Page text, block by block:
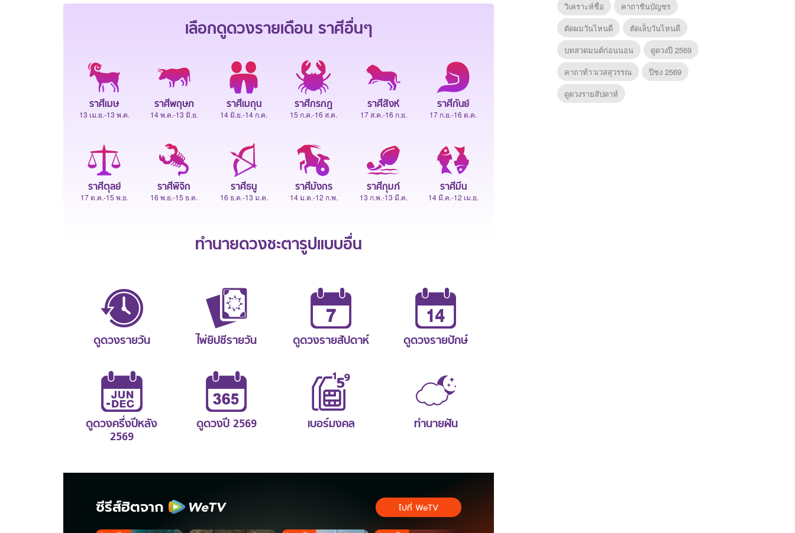
เลือกดูดวงรายเดือน ราศีอื่นๆ
ราศีเมษ
13 เม.ย.-13 พ.ค.
ราศีพฤษภ
14 พ.ค.-13 มิ.ย.
ราศีเมถุน
14 มิ.ย.-14 ก.ค.
ราศีกรกฎ
15 ก.ค.-16 ส.ค.
ราศีสิงห์
17 ส.ค.-16 ก.ย.
ราศีกันย์
17 ก.ย.-16 ต.ค.
ราศีตุลย์
17 ต.ค.-15 พ.ย.
ราศีพิจิก
16 พ.ย.-15 ธ.ค.
ราศีธนู
16 ธ.ค.-13 ม.ค.
ราศีมังกร
14 ม.ค.-12 ก.พ.
ราศีกุมภ์
13 ก.พ.-13 มี.ค.
ราศีมีน
14 มี.ค.-12 เม.ย.
ทำนายดวงชะตารูปแบบอื่น
ดูดวงรายวัน ไพ่ยิปซีรายวัน ดูดวงรายสัปดาห์ ดูดวงรายปักษ์
ดูดวงครึ่งปีหลัง
2569
ดูดวงปี 2569 เบอร์มงคล ทำนายฝัน
ซีรีส์ฮิตจาก ไปที่ WeTV
วิเคราะห์ชื่อ
คาถาชินบัญชร
ตัดผมวันไหนดี
ตัดเล็บวันไหนดี
บทสวดมนต์ก่อนนอน
ดูดวงปี 2569
คาถาท้าวเวสสุวรรณ
ปีชง 2569
ดูดวงรายสัปดาห์